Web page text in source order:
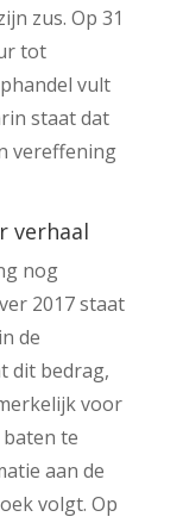
zus. Op 31
tot
vult
staat dat
vereffening
verhaal
nog
2017 staat
de
dit bedrag,
voor
te
aan de
volgt. Op